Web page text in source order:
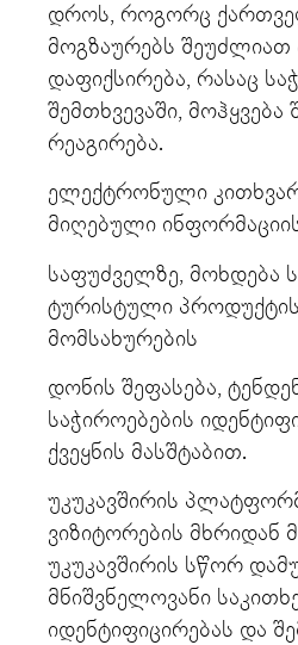
დროს, როგორც
მოგზაურებს შეუძლიათ
დაფიქსირება, რასაც
შემთხვევაში, მოჰყვება
რეაგირება.
ელექტრონული
მიღებული
საფუძველზე, მოხდება
ტურისტული
მომსახურების
დონის შეფასება,
საჭიროებების
ქვეყნის მასშტაბით.
უკუკავშირის
ვიზიტორების მხრიდან
უკუკავშირის სწორ
მნიშვნელოვანი
იდენტიფიცირებას და